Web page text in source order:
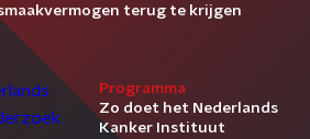
terug te krijgen
Programma
Zo doet het Nederlands
Kanker Instituut